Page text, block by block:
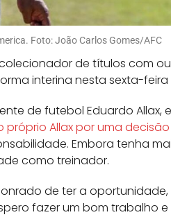
Foto: João Carlos Gomes/AFC
de títulos com
interina nesta sexta-feira
de futebol Eduardo Allax,
próprio Allax por uma
Embora tenha
como treinador.
de ter a
fazer um bom trabalho